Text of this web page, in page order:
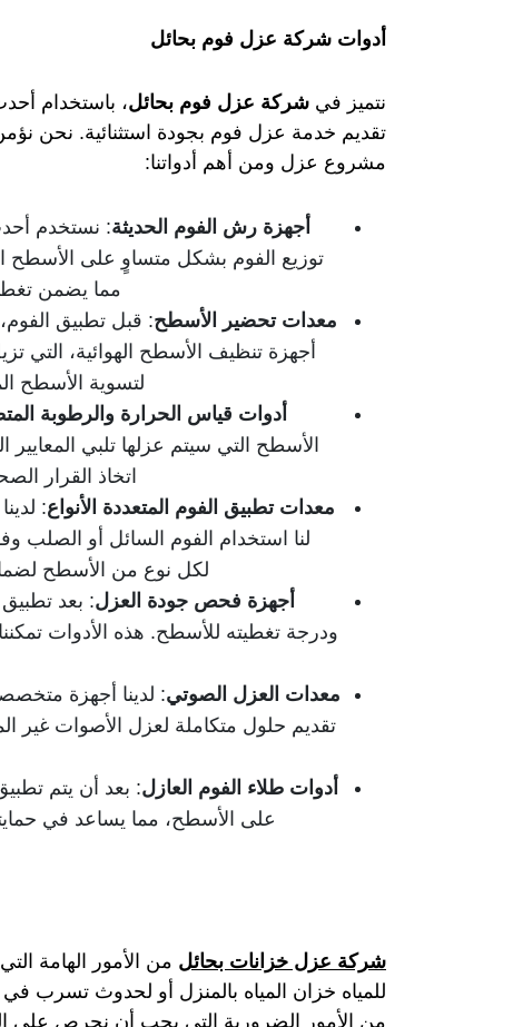
أدوات شركة عزل فوم بحائل
نتميز في شركة عزل فوم بحائل، باستخدام
تقديم خدمة عزل فوم بجودة استثنائية. نحن
مشروع عزل ومن أهم أدواتنا:
أجهزة رش الفوم الحديثة: نستخدم
توزيع الفوم بشكل متساوٍ على الأسطح
مما يضمن
معدات تحضير الأسطح: قبل تطبيق
أجهزة تنظيف الأسطح الهوائية، التي
لتسوية الأسطح
أدوات قياس الحرارة والرطوبة
الأسطح التي سيتم عزلها تلبي
اتخاذ القرار
معدات تطبيق الفوم المتعددة الأنواع:
لنا استخدام الفوم السائل أو الصلب
لكل نوع من الأسطح
أجهزة فحص جودة العزل: بعد
ودرجة تغطيته للأسطح. هذه الأدوات
معدات العزل الصوتي: لدينا أجهزة
تقديم حلول متكاملة لعزل الأصوات غير
أدوات طلاء الفوم العازل: بعد أن يتم
على الأسطح، مما يساعد في
شركة عزل خزانات بحائل من الأمور الهامة
للمياه خزان المياه بالمنزل أو لحدوث تسرب
من الأمور الضرورية التي يجب أن نحرص على